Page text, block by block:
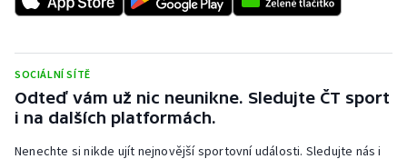
SOCIÁLNÍ SÍTĚ
Odteď vám už nic neunikne. Sledujte ČT sport
i na dalších platformách.
Nenechte si nikde ujít nejnovější sportovní události. Sledujte nás i